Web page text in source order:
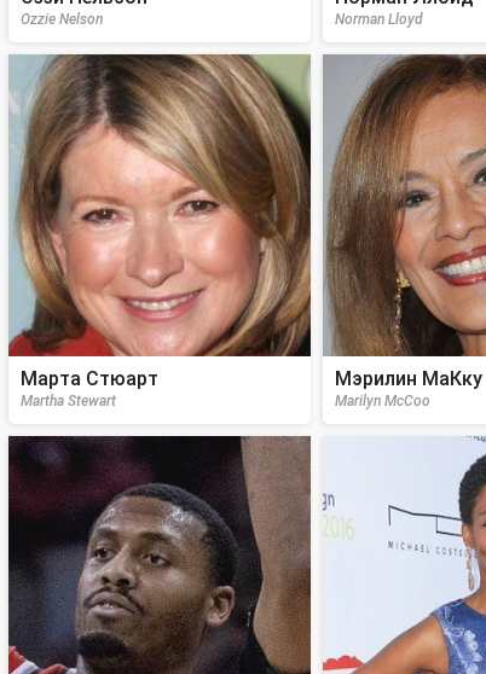
Ozzie Nelson Norman Lloyd
Марта Стюарт
Martha Stewart
Мэрилин МаКку
Marilyn McCoo